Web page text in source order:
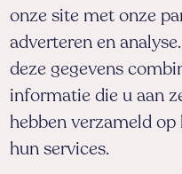
onze site met onze
adverteren en
deze gegevens
informatie die u aan
hebben verzameld
hun services.